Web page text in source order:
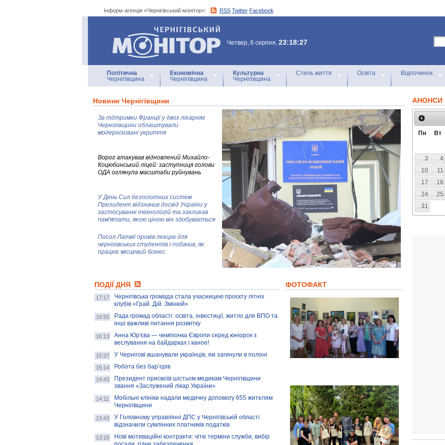
Інформ-агенція «Чернігівський монітор»: RSS Twitter Facebook
Інформ-агенція
«Чернігівський монітор»
Четвер, 6 серпня, 23:18:27
Політична
Чернігівщина
Економічна
Чернігівщина
Культурна
Чернігівщина
Стиль життя Освіта Відпочинок
Новини Чернігівщини
За підтримки Франції у двох лікарнях
Чернігівщини облаштували
модернізовані укриття
Ворог атакував відновлений Михайло-
Коцюбинський ліцей: заступниця голови
ОДА оглянула масштаби руйнувань
У День Сил безпілотних систем
Президент відзначив досвід України у
застосуванні технологій та закликав
пам'ятати, якою ціною він здобувається
Посол Латвії провів лекцію для
чернігівських студентів і побачив, як
працює місцевий бізнес
колекцію про війну, емоції та тварин
AB InBev Efes Україна підтримала
навчальний проєкт "Молодіжна бізнес-
школа", спрямований на розвиток
підприємництва у Чернігівській області
Золота тварина: видання Forbes
написало про чернігівця Патрона: хто і
скільки на ньому заробляє? І куди
витрачають?
ПОДІЇ ДНЯ
17:17
Чернігівська громада стала учасницею проєкту літніх
клубів «Грай. Дій. Змінюй»
16:55
Рада громад області: освіта, інвестиції, житло для ВПО та
інші важливі питання розвитку
16:13
Анна Юр'єва — чемпіонка Європи серед юніорок з
веслування на байдарках і каное!
15:37 У Чернігові вшанували українців, які загинули в полоні
15:14 Робота без бар’єрів
14:43
Президент присвоїв шістьом медикам Чернігівщини
звання «Заслужений лікар України»
14:11
Мобільні клініки надали медичну допомогу 655 жителям
Чернігівщини
13:43
У Головному управлінні ДПС у Чернігівській області
відзначили сумлінних платників податків
13:18
Нові мотиваційні контракти: чіткі терміни служби, вибір
ФОТОФАКТ
АНОНСИ
Пн Вт
3
4
10
11
17
18
24
25
31